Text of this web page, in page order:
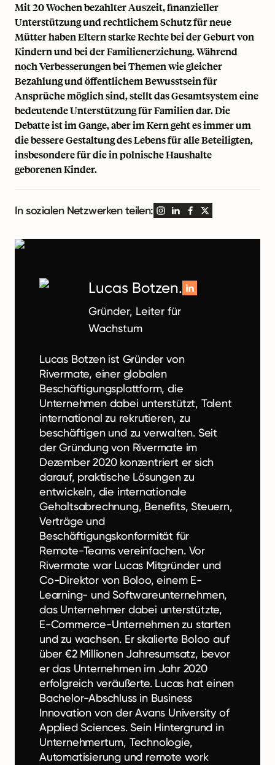
Mit 20 Wochen bezahlter Auszeit, finanzieller
Unterstützung und rechtlichem Schutz für neue
Mütter haben Eltern starke Rechte bei der Geburt von
Kindern und bei der Familienerziehung. Während
noch Verbesserungen bei Themen wie gleicher
Bezahlung und öffentlichem Bewusstsein für
Ansprüche möglich sind, stellt das Gesamtsystem eine
bedeutende Unterstützung für Familien dar. Die
Debatte ist im Gange, aber im Kern geht es immer um
die bessere Gestaltung des Lebens für alle Beteiligten,
insbesondere für die in polnische Haushalte
geborenen Kinder.
In sozialen Netzwerken teilen:
Lucas Botzen.
Gründer, Leiter für
Wachstum
Lucas Botzen ist Gründer von
Rivermate, einer globalen
Beschäftigungsplattform, die
Unternehmen dabei unterstützt, Talent
international zu rekrutieren, zu
beschäftigen und zu verwalten. Seit
der Gründung von Rivermate im
Dezember 2020 konzentriert er sich
darauf, praktische Lösungen zu
entwickeln, die internationale
Gehaltsabrechnung, Benefits, Steuern,
Verträge und
Beschäftigungskonformität für
Remote-Teams vereinfachen. Vor
Rivermate war Lucas Mitgründer und
Co-Direktor von Boloo, einem E-
Learning- und Softwareunternehmen,
das Unternehmer dabei unterstützte,
E-Commerce-Unternehmen zu starten
und zu wachsen. Er skalierte Boloo auf
über €2 Millionen Jahresumsatz, bevor
er das Unternehmen im Jahr 2020
erfolgreich veräußerte. Lucas hat einen
Bachelor-Abschluss in Business
Innovation von der Avans University of
Applied Sciences. Sein Hintergrund in
Unternehmertum, Technologie,
Automatisierung und remote work